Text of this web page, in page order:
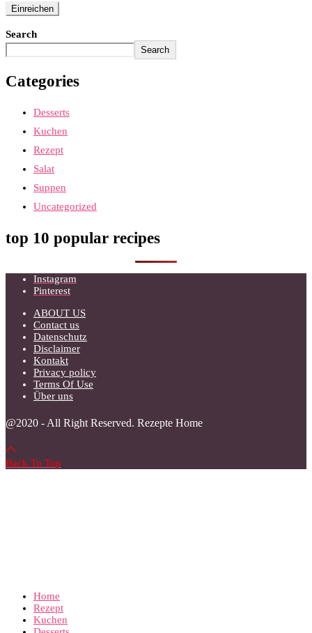
Search
Search
Categories
Desserts
Kuchen
Rezept
Salat
Suppen
Uncategorized
top 10 popular recipes
Instagram
Pinterest
ABOUT US
Contact us
Datenschutz
Disclaimer
Kontakt
Privacy policy
Terms Of Use
Über uns
@2020 - All Right Reserved. Rezepte Home
Back To Top
Home
Rezept
Kuchen